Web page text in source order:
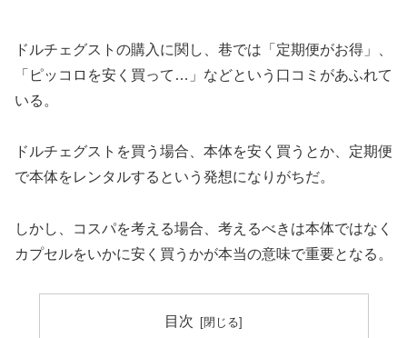
ドルチェグストの購入に関し、巷では「定期便がお得」、
「ピッコロを安く買って…」などという口コミがあふれて
いる。
ドルチェグストを買う場合、本体を安く買うとか、定期便
で本体をレンタルするという発想になりがちだ。
しかし、コスパを考える場合、考えるべきは本体ではなく
カプセルをいかに安く買うかが本当の意味で重要となる。
目次